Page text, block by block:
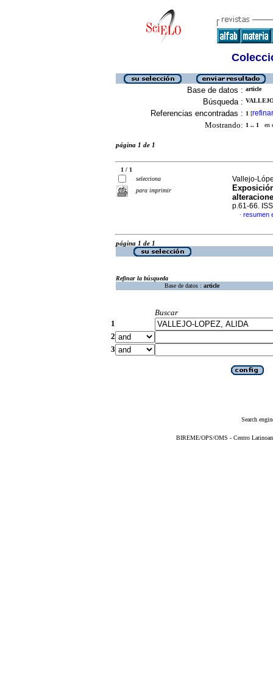
Base de datos : article
Búsqueda :
Referencias encontradas : 1 [refinar
Mostrando: 1 .. 1 en
página 1 de 1
1 / 1
selecciona
para imprimir
Vallejo-
p.61-66.
· resumen
página 1 de 1
Refinar la búsqueda
Base de datos : article
Buscar
1
2
3
Search
BIREME/OPS/OMS - Centro